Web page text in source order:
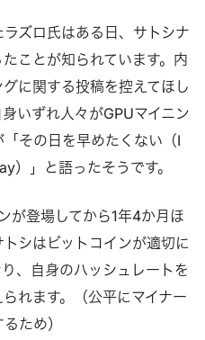
ズロ氏はある日、サトシナ
ことが知られています。内
に関する投稿を控えてほし
いずれ人々がGPUマイニン
その日を早めたくない（I
」と語ったそうです。
が登場してから1年4か月ほ
シはビットコインが適切に
、自身のハッシュレートを
れます。（公平にマイナー
ため）